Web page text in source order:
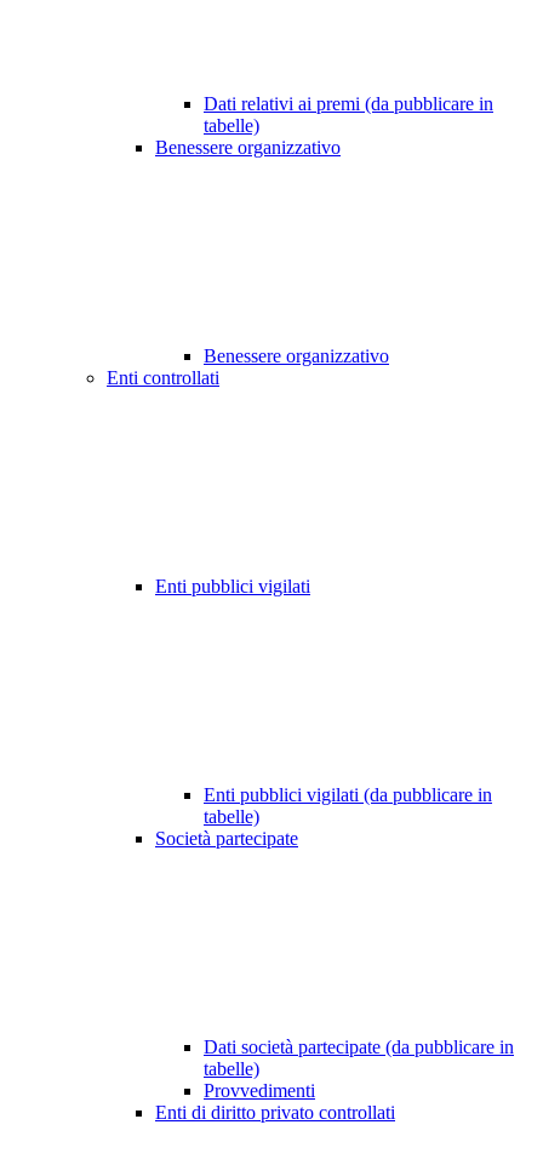
Dati relativi ai premi (da pubblicare in
tabelle)
Benessere organizzativo
Benessere organizzativo
Enti controllati
Enti pubblici vigilati
Enti pubblici vigilati (da pubblicare in
tabelle)
Società partecipate
Dati società partecipate (da pubblicare in
tabelle)
Provvedimenti
Enti di diritto privato controllati